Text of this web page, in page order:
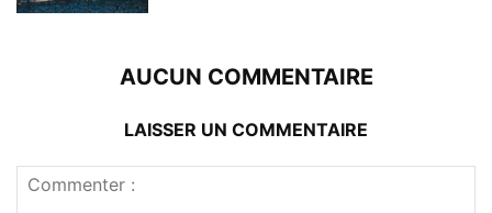
AUCUN COMMENTAIRE
LAISSER UN COMMENTAIRE